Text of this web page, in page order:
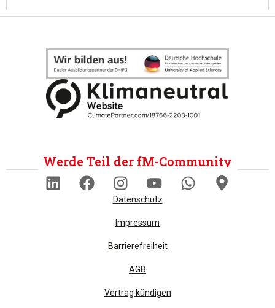
Werde Teil der fM-Community
Datenschutz
Impressum
Barrierefreiheit
AGB
Vertrag kündigen